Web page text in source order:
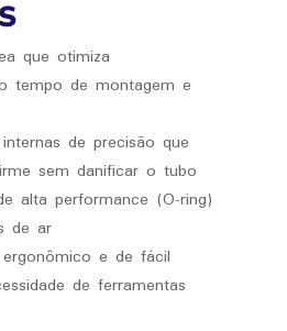
que otimiza
tempo de montagem e
de precisão que
sem danificar o tubo
alta performance (O-ring)
de ar
e de fácil
de ferramentas